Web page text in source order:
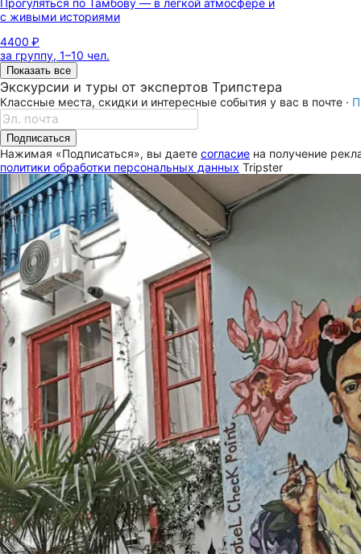
Прогуляться по Тамбову — в лёгкой атмосфере и
с живыми историями
4400 ₽
за группу, 1–10 чел.
Показать все
Экскурсии и туры от экспертов Трипстера
Классные места, скидки и интересные события у вас в почте ·
Подписаться
Нажимая «Подписаться», вы даете согласие на получение
политики обработки персональных данных Tripster